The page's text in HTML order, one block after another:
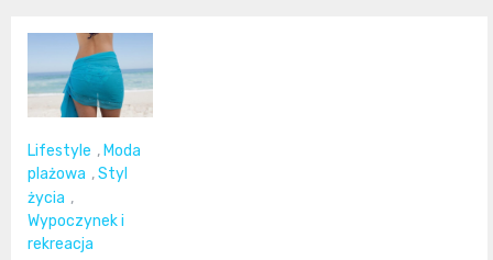
Lifestyle , Moda
plażowa ,Styl
życia ,
Wypoczynek i
rekreacja